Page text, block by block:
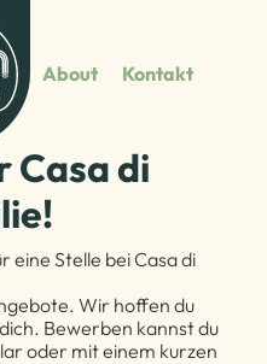
About Kontakt
Casa di
eine Stelle bei Casa di
Wir hoffen du
Bewerben kannst du
oder mit einem kurzen